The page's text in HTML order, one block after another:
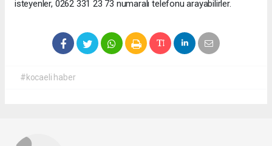
isteyenler, 0262 331 23 73 numaralı telefonu arayabilirler.
#kocaeli haber